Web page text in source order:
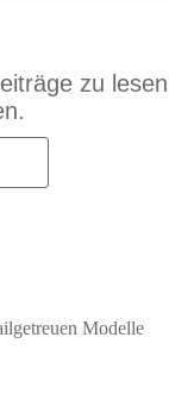
zu lesen
Modelle